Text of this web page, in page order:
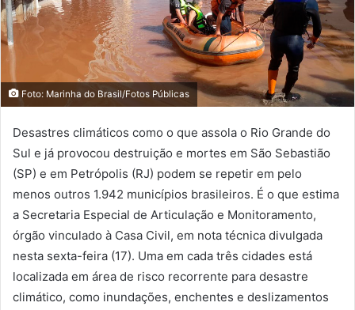
Foto: Marinha do Brasil/Fotos Públicas
Desastres climáticos como o que assola o Rio Grande do
Sul e já provocou destruição e mortes em São Sebastião
(SP) e em Petrópolis (RJ) podem se repetir em pelo
menos outros 1.942 municípios brasileiros. É o que estima
a Secretaria Especial de Articulação e Monitoramento,
órgão vinculado à Casa Civil, em nota técnica divulgada
nesta sexta-feira (17). Uma em cada três cidades está
localizada em área de risco recorrente para desastre
climático, como inundações, enchentes e deslizamentos